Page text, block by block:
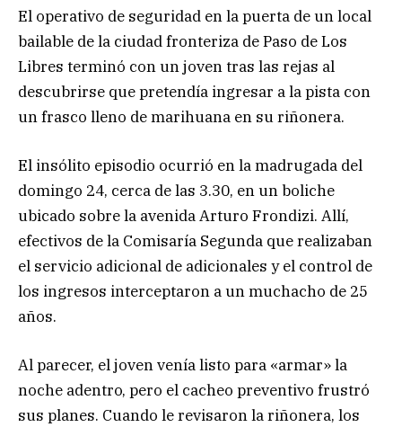
El operativo de seguridad en la puerta de un local
bailable de la ciudad fronteriza de Paso de Los
Libres terminó con un joven tras las rejas al
descubrirse que pretendía ingresar a la pista con
un frasco lleno de marihuana en su riñonera.
El insólito episodio ocurrió en la madrugada del
domingo 24, cerca de las 3.30, en un boliche
ubicado sobre la avenida Arturo Frondizi. Allí,
efectivos de la Comisaría Segunda que realizaban
el servicio adicional de adicionales y el control de
los ingresos interceptaron a un muchacho de 25
años.
Al parecer, el joven venía listo para «armar» la
noche adentro, pero el cacheo preventivo frustró
sus planes. Cuando le revisaron la riñonera, los